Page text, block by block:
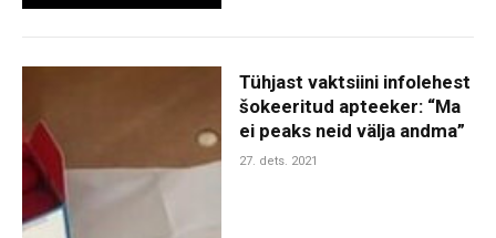
Tühjast vaktsiini infolehest
šokeeritud apteeker: “Ma
ei peaks neid välja andma”
27. dets. 2021